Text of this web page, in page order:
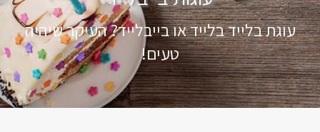
עוגת בלייד בלייד או בייבלייד? העיקר שיהיה
טעים!